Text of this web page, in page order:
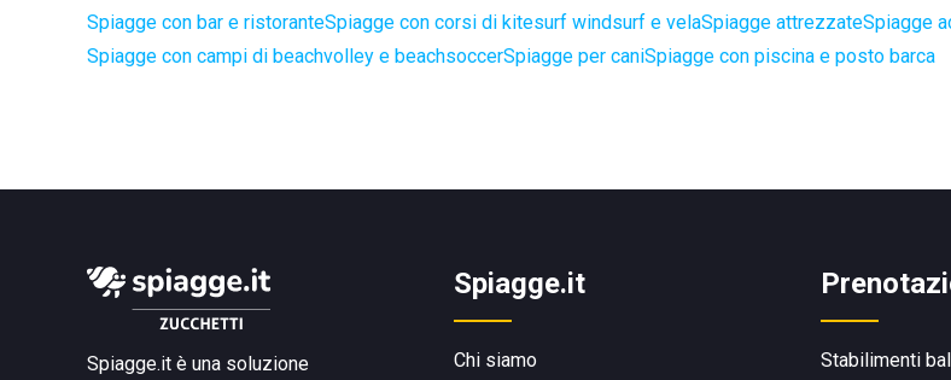
Spiagge con bar e ristoranteSpiagge con corsi di kitesurf windsurf e velaSpiagge attrezzateSpiagge
Spiagge con campi di beachvolley e beachsoccerSpiagge per caniSpiagge con piscina e posto barca
Spiagge.it è una soluzione
Spiagge.it
Chi siamo
Stabilimenti